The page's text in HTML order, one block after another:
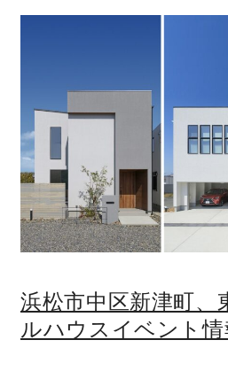
快適な室内環境へのこだ
ラインナップ
最響の家
Groovin’
nattoku住宅25周年記念
Glass Arts
浜松市中区新津町、
ルハウスイベント情